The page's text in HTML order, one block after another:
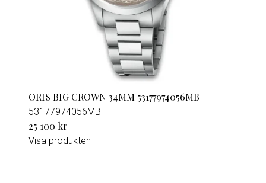
ORIS BIG CROWN 34MM 53177974056MB
53177974056MB
25 100 kr
Visa produkten